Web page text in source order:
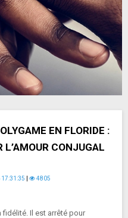
EN FLORIDE :
L’AMOUR CONJUGAL
4805
fidélité. Il est arrêté pour